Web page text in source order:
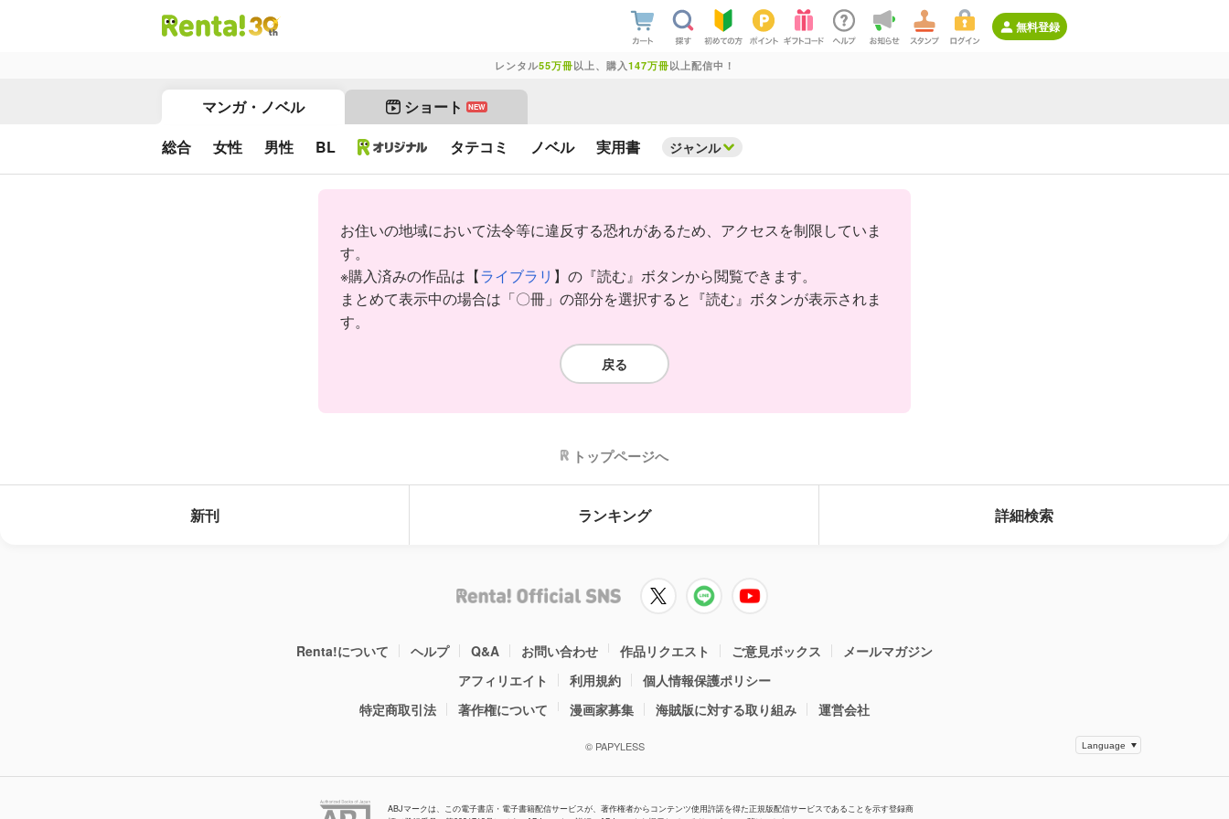
無料登録
レンタル55万冊以上、購入 147万冊以上配信中！
マンガ・ノベル ショート NEW
総合 女性 男性 BL タテコミ ノベル 実用書 ジャンル
お住いの地域において法令等に違反する恐れがあるため、アクセスを制限していま
す。
※購入済みの作品は【ライブラリ 】の『読む』ボタンから閲覧できます。
まとめて表示中の場合は「〇冊」の部分を選択すると『読む』ボタンが表示されま
す。
戻る
トップページへ
新刊 ランキング 詳細検索
Renta!について ヘルプ Q&A お問い合わせ 作品リクエスト ご意見ボックス
メールマガジン
アフィリエイト
利用規約
個人情報保護ポリシー
特定商取引法
著作権について 漫画家募集 海賊版に対する取り組み 運営会社
© PAPYLESS
ABJマークは、この電子書店・電子書籍配信サービスが、著作権者からコンテンツ使用許諾を得た正規版配信サービスであることを示す登録商